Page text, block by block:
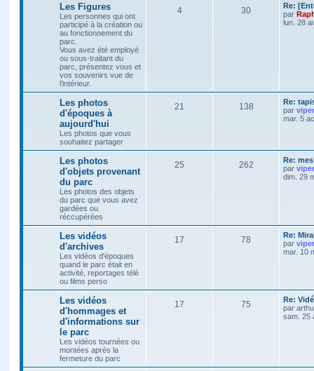
Les Figures
Les personnes qui ont
participé à la création ou
au fonctionnement du
parc.
Vous avez été employé
ou sous-traitant du
parc, présentez vous et
vos souvenirs vue de
l’intérieur.
4 30
Re:
par
lun. 28
Les photos
d'époques à
aujourd'hui
Les photos que vous
souhaitez partager
21 138
Re:
par
mar. 5
Les photos
d'objets provenant
du parc
Les photos des objets
du parc que vous avez
gardées ou
réccupérées
25 262
Re:
par
dim. 29
Les vidéos
d'archives
Les vidéos d'époques
quand le parc était en
activité, reportages télé
ou films perso
17 78
Re:
par
mar. 10
Les vidéos
d'hommages et
d'informations sur
le parc
Les vidéos tournées ou
montées après la
fermeture du parc
17 75
Re:
par
sam. 25